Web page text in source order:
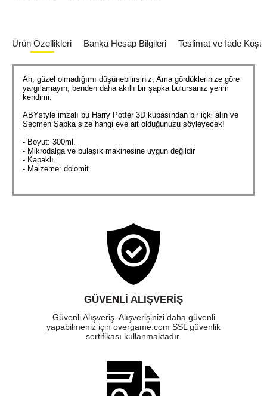
Ürün Özellikleri Banka Hesap Bilgileri Teslimat ve İade
Ah, güzel olmadığımı düşünebilirsiniz, Ama gördüklerinize göre
yargılamayın, benden daha akıllı bir şapka bulursanız yerim
kendimi.
ABYstyle imzalı bu Harry Potter 3D kupasından bir içki alın ve
Seçmen Şapka size hangi eve ait olduğunuzu söyleyecek!
- Boyut: 300ml.
- Mikrodalga ve bulaşık makinesine uygun değildir
- Kapaklı.
- Malzeme: dolomit.
GÜVENLI ALIŞVERIŞ
Güvenli Alışveriş. Alışverişinizi daha güvenli
yapabilmeniz için overgame.com SSL güvenlik
sertifikası kullanmaktadır.